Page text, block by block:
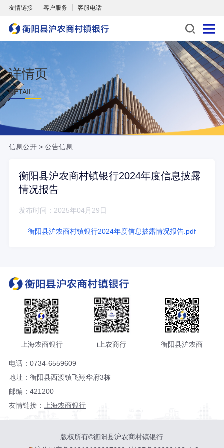
友情链接 客户服务 客服电话
详情页
DETAIL
信息公开 > 公告信息
衡阳县沪农商村镇银行2024年度信息披露
情况报告
发布时间：2025年04月29日
衡阳县沪农商村镇银行2024年度信息披露情况报告.pdf
上海农商银行 i上农商行 衡阳县沪农商
电话：0734-6559609
地址：衡阳县西渡镇飞翔华府3栋
邮编：421200
友情链接：
上海农商银行
版权所有©衡阳县沪农商村镇银行